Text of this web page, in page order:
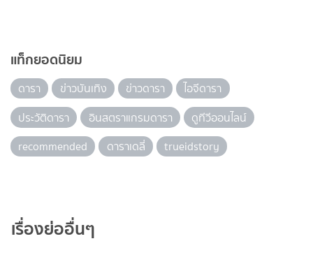
แท็กยอดนิยม
ดารา ข่าวบันเทิง ข่าวดารา
ไอจีดารา
ประวัติดารา
อินสตราแกรมดารา
ดูทีวีออนไลน์
recommended
ดาราเดลี่ trueidstory
เรื่องย่ออื่นๆ